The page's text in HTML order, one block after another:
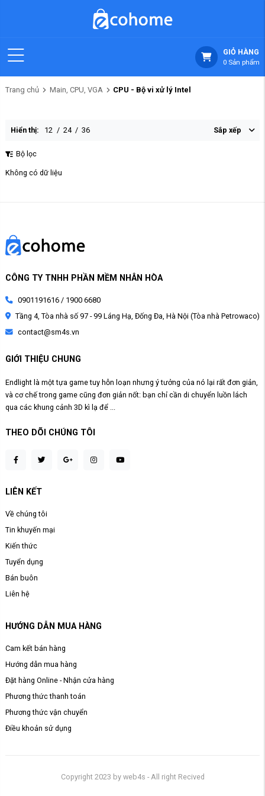
GIỎ HÀNG
0 Sản phẩm
Trang chủ Main, CPU, VGA CPU - Bộ vi xử lý Intel
Hiển thị: 12 / 24 / 36 Sắp xếp
Bộ lọc
Không có dữ liệu
CÔNG TY TNHH PHẦN MỀM NHÂN HÒA
0901191616 / 1900 6680
Tầng 4, Tòa nhà số 97 - 99 Láng Hạ, Đống Đa, Hà Nội (Tòa nhà Petrowaco)
contact@sm4s.vn
GIỚI THIỆU CHUNG
Endlight là một tựa game tuy hỗn loạn nhưng ý tưởng của nó lại rất đơn giản,
và cơ chế trong game cũng đơn giản nốt: bạn chỉ cần di chuyển luồn lách
qua các khung cảnh 3D kì lạ để ...
THEO DÕI CHÚNG TÔI
LIÊN KẾT
Về chúng tôi
Tin khuyến mại
Kiến thức
Tuyển dụng
Bán buôn
Liên hệ
HƯỚNG DẪN MUA HÀNG
Cam kết bán hàng
Hướng dẫn mua hàng
Đặt hàng Online - Nhận cửa hàng
Phương thức thanh toán
Phương thức vận chuyển
Điều khoản sử dụng
Copyright 2023 by web4s - All right Recived